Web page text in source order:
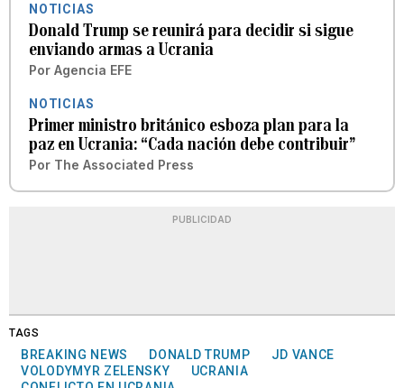
NOTICIAS
Donald Trump se reunirá para decidir si sigue
enviando armas a Ucrania
Por Agencia EFE
NOTICIAS
Primer ministro británico esboza plan para la
paz en Ucrania: “Cada nación debe contribuir”
Por The Associated Press
PUBLICIDAD
TAGS
BREAKING NEWS DONALD TRUMP
JD VANCE
VOLODYMYR ZELENSKY
UCRANIA